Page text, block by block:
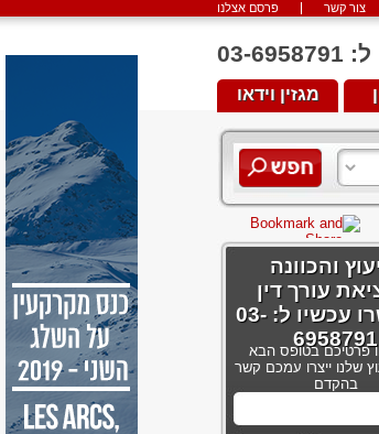
פרסם אצלנו צור קשר
מגזין וידאו
והכוונה
עורך דין
התקשרו עכשיו ל: 03-
6958791
פרטיכם בטופס הבא
שלנו ייצרו עמכם קשר
בהקדם